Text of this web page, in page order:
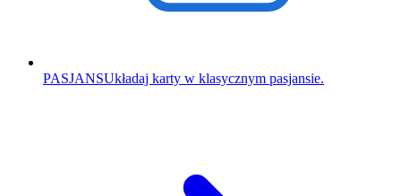
PASJANSUkładaj karty w klasycznym pasjansie.